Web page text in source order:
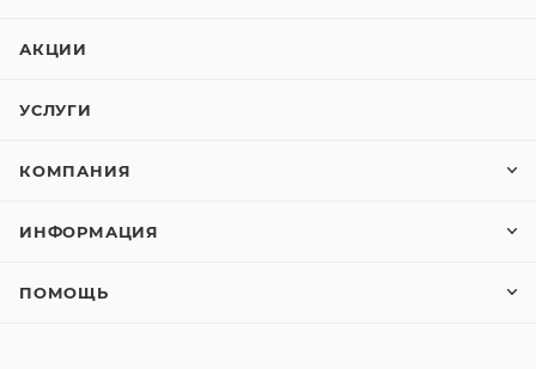
АКЦИИ
УСЛУГИ
КОМПАНИЯ
ИНФОРМАЦИЯ
ПОМОЩЬ